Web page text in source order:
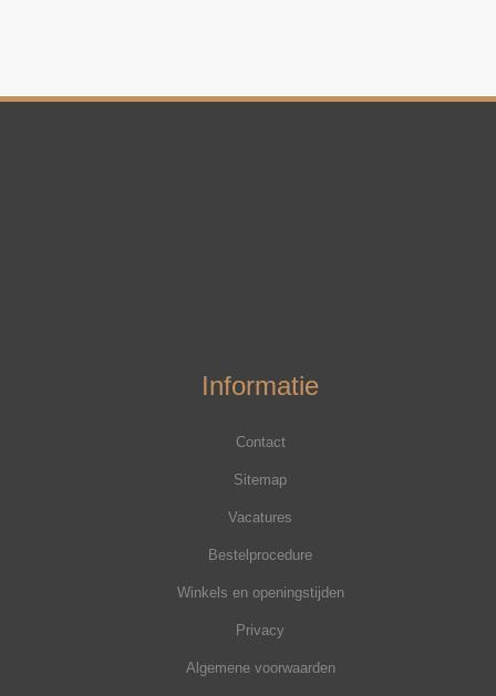
Informatie
Contact
Sitemap
Vacatures
Bestelprocedure
Winkels en openingstijden
Privacy
Algemene voorwaarden